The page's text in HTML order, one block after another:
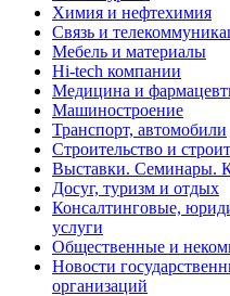
Химия и нефтехимия
Связь и
Мебель и материалы
Hi-tech компании
Медицина и
Машиностроение
Транспорт, автомобили
Строительство и
Выставки. Семинары.
Досуг, туризм и отдых
Консалтинговые,
услуги
Общественные и
Новости
организаций